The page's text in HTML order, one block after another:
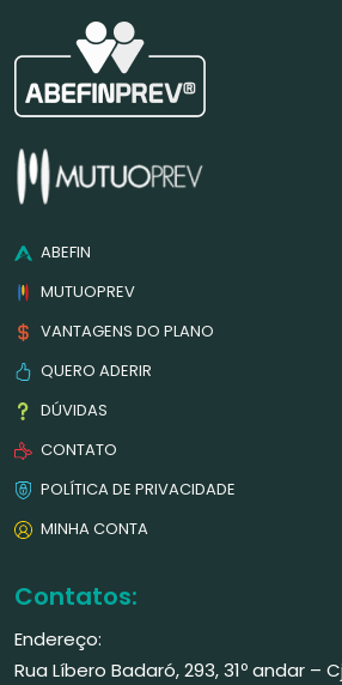
ABEFIN
MUTUOPREV
VANTAGENS DO PLANO
QUERO ADERIR
DÚVIDAS
CONTATO
POLÍTICA DE PRIVACIDADE
MINHA CONTA
Contatos:
Endereço:
Rua Líbero Badaró, 293, 31º andar –